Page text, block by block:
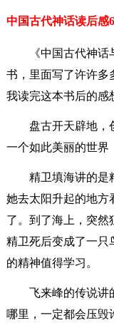
中国古代神话读后感6
《中国古代神
书，里面写了许许多
我读完这本书后的感
盘古开天辟地，
一个如此美丽的世界
精卫填海讲的是
她去太阳升起的地方
了。到了海上，突然
精卫死后变成了一只
的精神值得学习。
飞来峰的传说讲
哪里，一定都会压毁